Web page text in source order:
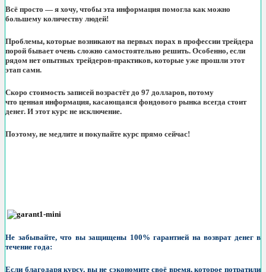
Всё просто — я хочу, чтобы эта информация помогла как можно
большему количеству людей!
Проблемы, которые возникают на первых порах в профессии трейдера
порой бывает очень сложно самостоятельно решить. Особенно, если
рядом нет опытных трейдеров-практиков, которые уже прошли этот
этап сами.
Скоро стоимость записей возрастёт до 97 долларов, потому
что ценная информация, касающаяся фондового рынка всегда стоит
денег. И этот курс не исключение.
Поэтому, не медлите и покупайте курс прямо сейчас!
Не забывайте, что вы защищены 100% гарантией на возврат денег в
течение года:
Если благодаря курсу, вы не сэкономите своё время, которое потратили